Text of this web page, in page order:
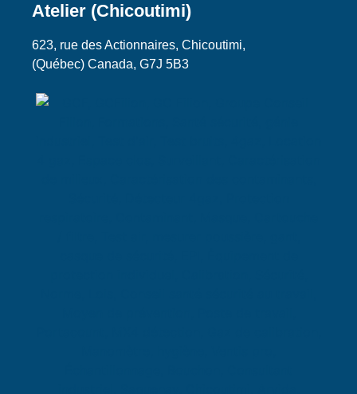
Atelier (Chicoutimi)
623, rue des Actionnaires, Chicoutimi,
(Québec) Canada, G7J 5B3